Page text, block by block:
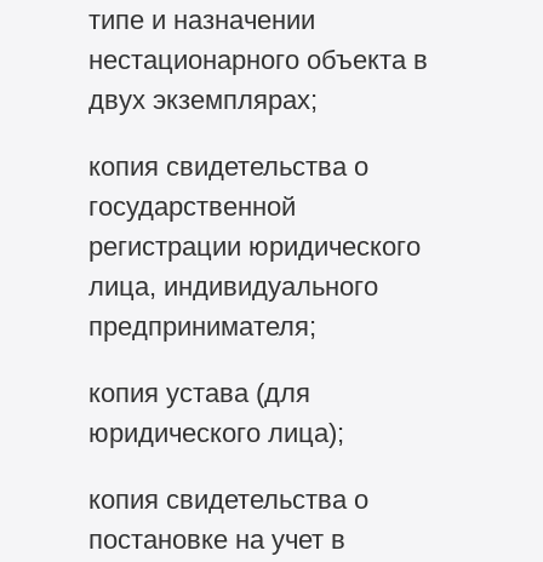
типе и назначении
нестационарного объекта в
двух экземплярах;
копия свидетельства о
государственной
регистрации юридического
лица, индивидуального
предпринимателя;
копия устава (для
юридического лица);
копия свидетельства о
постановке на учет в